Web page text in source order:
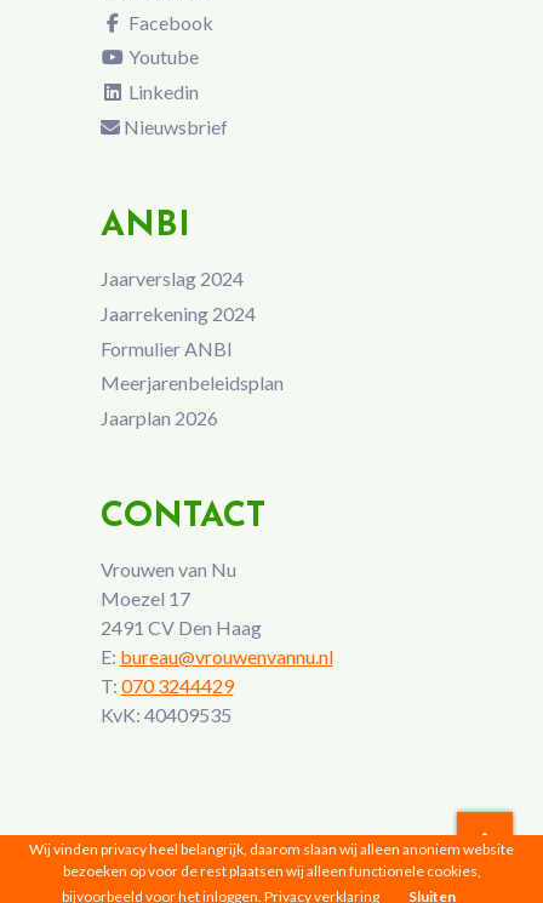
Facebook
Youtube
Linkedin
Nieuwsbrief
ANBI
Jaarverslag 2024
Jaarrekening 2024
Formulier ANBI
Meerjarenbeleidsplan
Jaarplan 2026
CONTACT
Vrouwen van Nu
Moezel 17
2491 CV Den Haag
E: bureau@vrouwenvannu.nl
T: 070 3244429
KvK: 40409535
Vrouwen van Nu © 2026 |Privacyverklaring
Wij vinden privacy heel belangrijk, daarom slaan wij alleen anoniem website
bezoeken op voor de rest plaatsen wij alleen functionele cookies,
bijvoorbeeld voor het inloggen. Privacy verklaring Sluiten